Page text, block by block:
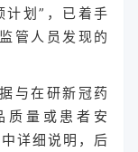
计划”，已着手
管人员发现的
与在研新冠药
质量或患者安
详细说明，后